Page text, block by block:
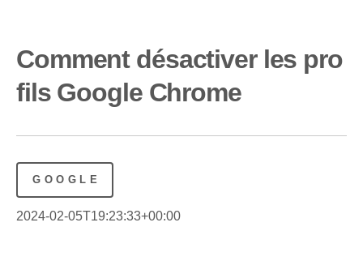
Comment désactiver les pro
fils Google Chrome
GOOGLE
2024-02-05T19:23:33+00:00